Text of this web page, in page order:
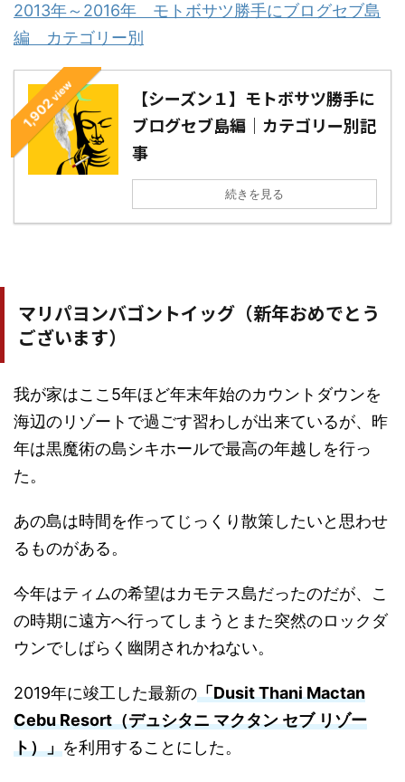
2013年～2016年 モトボサツ勝手にブログセブ島
編 カテゴリー別
1,902
view
【シーズン１】モトボサツ勝手に
ブログセブ島編｜カテゴリー別記
事
続きを見る
マリパヨンバゴントイッグ（新年おめでとう
ございます）
我が家はここ5年ほど年末年始のカウントダウンを
海辺のリゾートで過ごす習わしが出来ているが、昨
年は黒魔術の島シキホールで最高の年越しを行っ
た。
あの島は時間を作ってじっくり散策したいと思わせ
るものがある。
今年はティムの希望はカモテス島だったのだが、こ
の時期に遠方へ行ってしまうとまた突然のロックダ
ウンでしばらく幽閉されかねない。
2019年に竣工した最新の「Dusit Thani Mactan
Cebu Resort（デュシタニ マクタン セブ リゾー
ト）」を利用することにした。